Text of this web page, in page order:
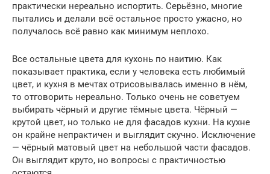
практически нереально испортить. Серьёзно, многие
пытались и делали всё остальное просто ужасно, но
получалось всё равно как минимум неплохо.
Все остальные цвета для кухонь по наитию. Как
показывает практика, если у человека есть любимый
цвет, и кухня в мечтах отрисовывалась именно в нём,
то отговорить нереально. Только очень не советуем
выбирать чёрный и другие тёмные цвета. Чёрный —
крутой цвет, но только не для фасадов кухни. На кухне
он крайне непрактичен и выглядит скучно. Исключение
— чёрный матовый цвет на небольшой части фасадов.
Он выглядит круто, но вопросы с практичностью